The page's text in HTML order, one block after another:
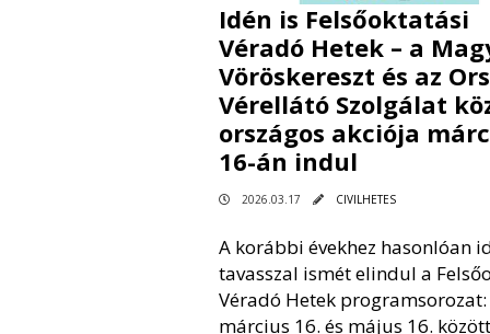
Idén is Felsőoktatási
Véradó Hetek – a
Vöröskereszt és az
Vérellátó Szolgálat
országos akciója
16-án indul
2026.03.17 CIVILHETES
A korábbi évekhez hasonlóan
tavasszal ismét elindul a
Véradó Hetek programsorozat:
március 16. és május 16. között